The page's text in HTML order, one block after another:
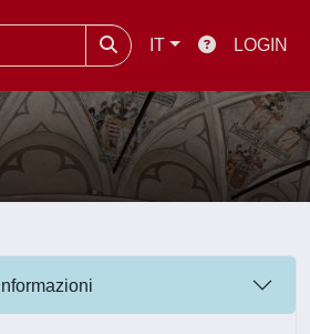
IT LOGIN
Informazioni